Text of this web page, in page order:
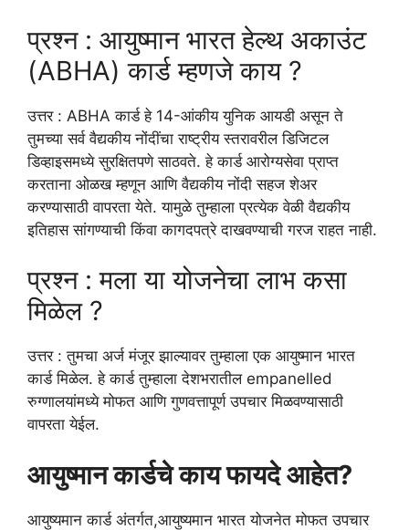
प्रश्न : आयुष्मान भारत हेल्थ अकाउंट
(ABHA) कार्ड म्हणजे काय ?
उत्तर : ABHA कार्ड हे 14-आंकीय युनिक आयडी असून ते
तुमच्या सर्व वैद्यकीय नोंदींचा राष्ट्रीय स्तरावरील डिजिटल
डिव्हाइसमध्ये सुरक्षितपणे साठवते. हे कार्ड आरोग्यसेवा प्राप्त
करताना ओळख म्हणून आणि वैद्यकीय नोंदी सहज शेअर
करण्यासाठी वापरता येते. यामुळे तुम्हाला प्रत्येक वेळी वैद्यकीय
इतिहास सांगण्याची किंवा कागदपत्रे दाखवण्याची गरज राहत नाही.
प्रश्न : मला या योजनेचा लाभ कसा
मिळेल ?
उत्तर : तुमचा अर्ज मंजूर झाल्यावर तुम्हाला एक आयुष्मान भारत
कार्ड मिळेल. हे कार्ड तुम्हाला देशभरातील empanelled
रुग्णालयांमध्ये मोफत आणि गुणवत्तापूर्ण उपचार मिळवण्यासाठी
वापरता येईल.
आयुष्मान कार्डचे काय फायदे आहेत?
आयुष्यमान कार्ड अंतर्गत,आयुष्यमान भारत योजनेत मोफत उपचार